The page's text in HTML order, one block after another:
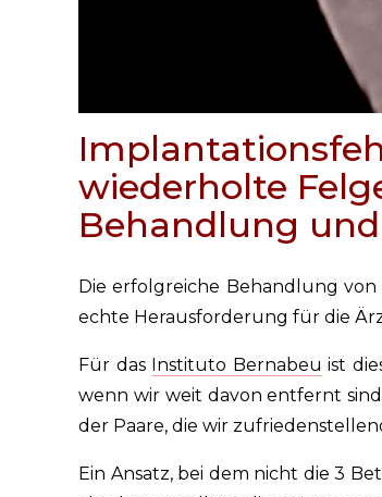
wiederholte
Behandlung
Die erfolgreiche Behandlung
echte Herausforderung für die
Für das Instituto Bernabeu ist
wenn wir weit davon entfernt
der Paare, die wir
Ein Ansatz, bei dem nicht die 3